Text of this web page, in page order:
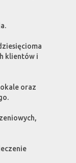
klientów i
oraz